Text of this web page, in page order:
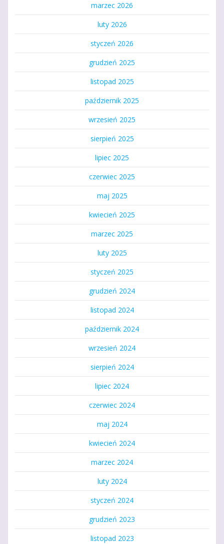
marzec 2026
luty 2026
styczeń 2026
grudzień 2025
listopad 2025
październik 2025
wrzesień 2025
sierpień 2025
lipiec 2025
czerwiec 2025
maj 2025
kwiecień 2025
marzec 2025
luty 2025
styczeń 2025
grudzień 2024
listopad 2024
październik 2024
wrzesień 2024
sierpień 2024
lipiec 2024
czerwiec 2024
maj 2024
kwiecień 2024
marzec 2024
luty 2024
styczeń 2024
grudzień 2023
listopad 2023